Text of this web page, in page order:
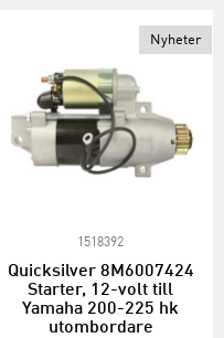
Nyheter
1518392
Quicksilver 8M6007424
Starter, 12-volt till
Yamaha 200-225 hk
utombordare